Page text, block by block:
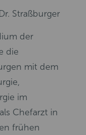
Straßburger
der
die
mit dem
im
Chefarzt in
frühen